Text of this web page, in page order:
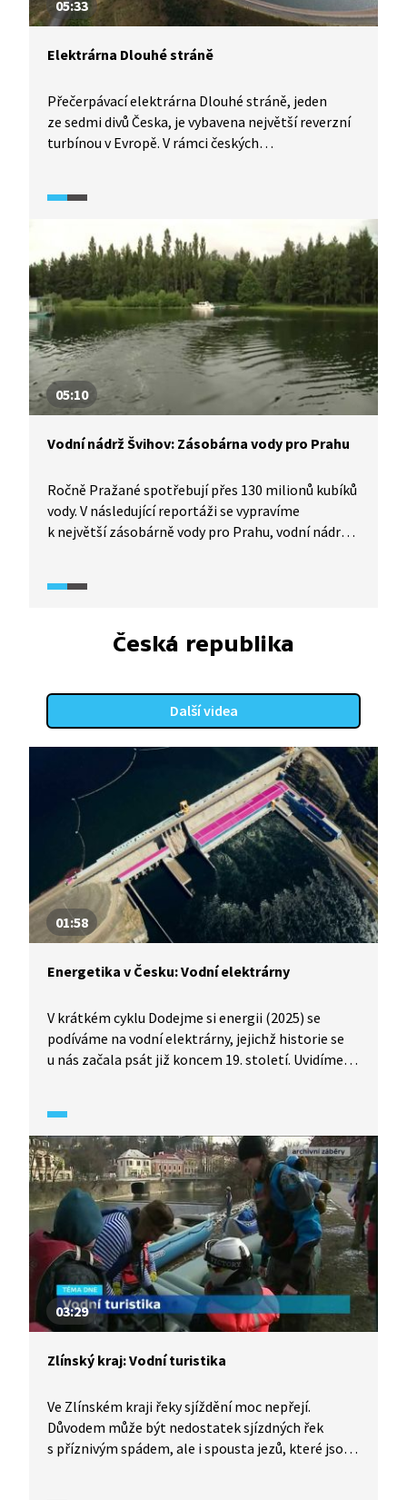
05:33
Elektrárna Dlouhé stráně
Přečerpávací elektrárna Dlouhé stráně, jeden
ze sedmi divů Česka, je vybavena největší reverzní
turbínou v Evropě. V rámci českých
v republice. Jak elektrárna funguje a další
podrobnosti o ní představí tato ukázka.
05:10
Vodní nádrž Švihov: Zásobárna vody pro Prahu
Ročně Pražané spotřebují přes 130 milionů kubíků
vody. V následující reportáži se vypravíme
k největší zásobárně vody pro Prahu, vodní nádrži
a procesech, kterými se pitná voda upravuje.
Česká republika
Další videa
01:58
Energetika v Česku: Vodní elektrárny
V krátkém cyklu Dodejme si energii (2025) se
podíváme na vodní elektrárny, jejichž historie se
u nás začala psát již koncem 19. století. Uvidíme
03:29
Zlínský kraj: Vodní turistika
Ve Zlínském kraji řeky sjíždění moc nepřejí.
Důvodem může být nedostatek sjízdných řek
s příznivým spádem, ale i spousta jezů, které jsou